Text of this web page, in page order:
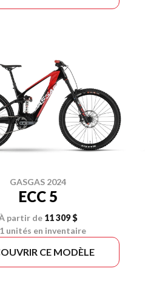
GASGAS 2024
ECC 5
partir de 11 309 $
1 unités en inventaire
CE MODÈLE